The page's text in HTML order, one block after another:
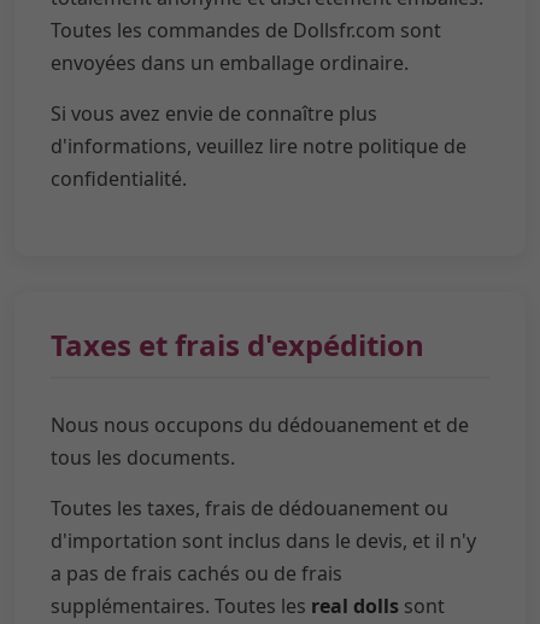
Toutes les commandes de Dollsfr.com sont
envoyées dans un emballage ordinaire.
Si vous avez envie de connaître plus
d'informations, veuillez lire notre politique de
confidentialité.
Taxes et frais d'expédition
Nous nous occupons du dédouanement et de
tous les documents.
Toutes les taxes, frais de dédouanement ou
d'importation sont inclus dans le devis, et il n'y
a pas de frais cachés ou de frais
supplémentaires. Toutes les